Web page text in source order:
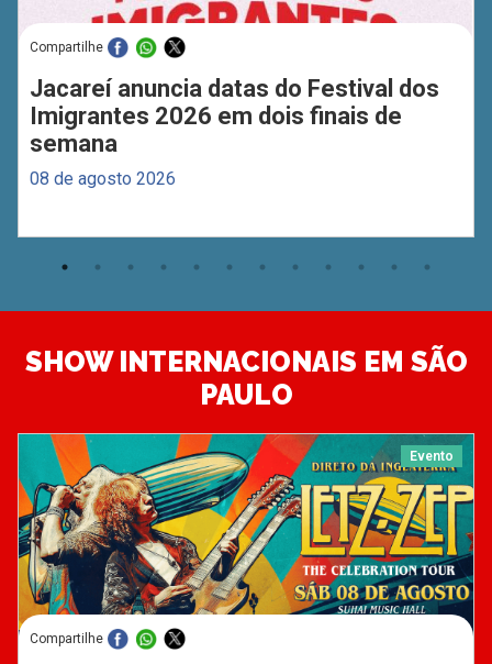
Compartilhe
Jacareí anuncia datas do Festival dos
Imigrantes 2026 em dois finais de
semana
08 de agosto 2026
SHOW INTERNACIONAIS EM SÃO
PAULO
Evento
Compartilhe